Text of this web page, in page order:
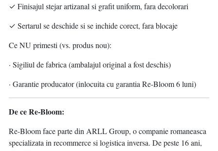
✓ Finisajul stejar artizanal si grafit uniform, fara decolorari
✓ Sertarul se deschide si se inchide corect, fara blocaje
Ce NU primesti (vs. produs nou):
· Sigiliul de fabrica (ambalajul original a fost deschis)
· Garantie producator (inlocuita cu garantia Re-Bloom 6 luni)
De ce Re-Bloom:
Re-Bloom face parte din ARLL Group, o companie romaneasca
specializata in recommerce si logistica inversa. De peste 16 ani,